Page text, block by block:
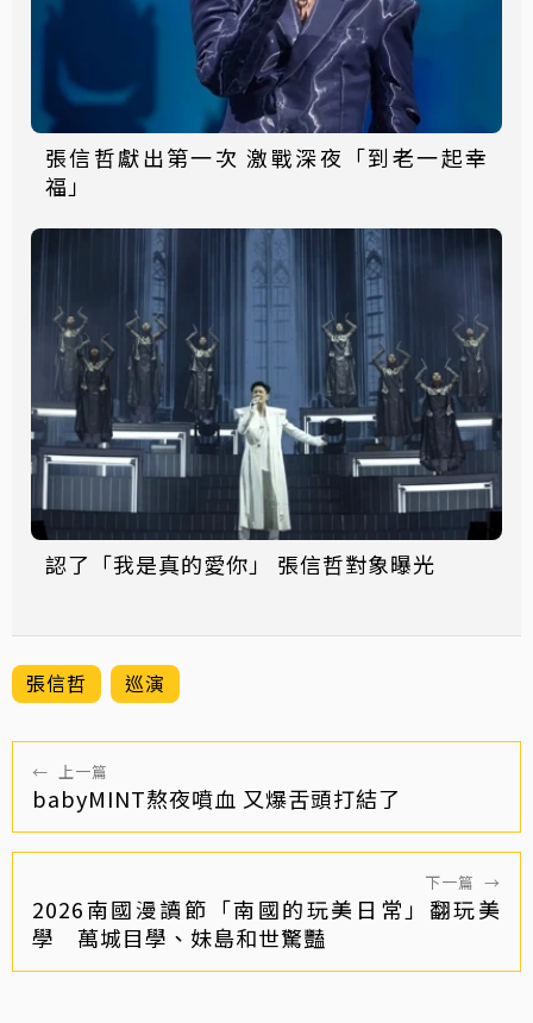
張信哲獻出第一次 激戰深夜「到老一起幸
福」
認了「我是真的愛你」 張信哲對象曝光
張信哲 巡演
← 上一篇
babyMINT熬夜噴血 又爆舌頭打結了
下一篇 →
2026南國漫讀節「南國的玩美日常」翻玩美
學 萬城目學、妹島和世驚豔